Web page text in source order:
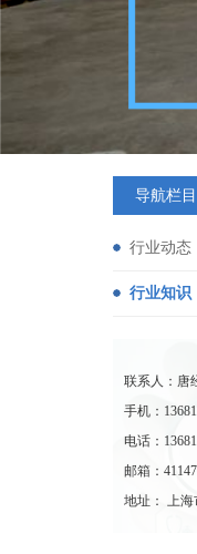
导航栏目
行业动态
行业知识
联系人：唐
手机：
电话：
邮箱：
地址： 上